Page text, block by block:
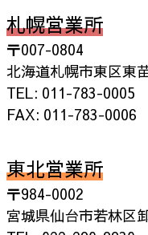
札幌営業所
〒007-0804
北海道札幌市東区東
TEL: 011-783-0005
FAX: 011-783-0006
東北営業所
〒984-0002
宮城県仙台市若林区